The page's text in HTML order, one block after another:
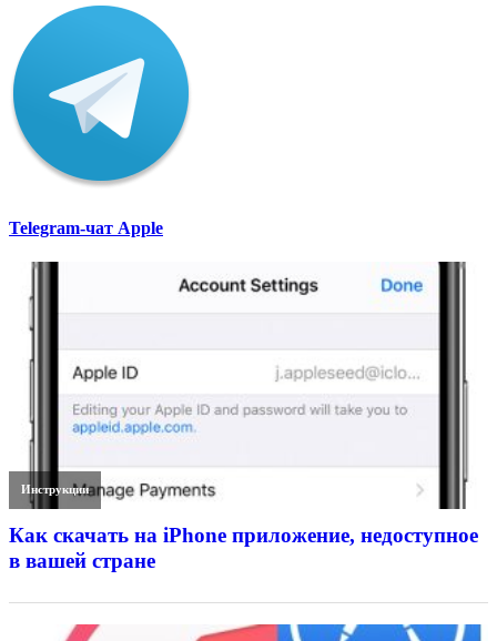
Telegram-чат Apple
Инструкции
Как скачать на iPhone приложение, недоступное
в вашей стране